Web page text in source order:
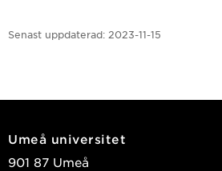
Senast uppdaterad: 2023-11-15
Umeå universitet
901 87 Umeå